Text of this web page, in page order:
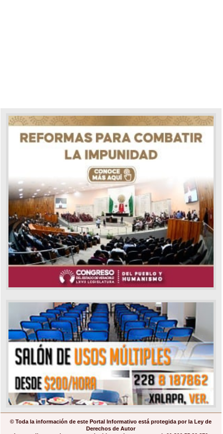
© Toda la información de este Portal Informativo está protegida por la Ley de
Derechos de Autor